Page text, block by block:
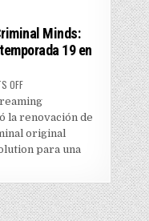
Minds:
19 en
OFFON “CRIMINAL MINDS:
la renovación de
original
para una